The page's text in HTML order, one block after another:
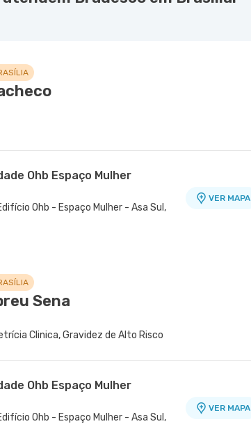
Ohb Espaço Mulher
Ohb - Espaço Mulher - Asa Sul,
VER MAPA
Sena
Clinica, Gravidez de Alto Risco
Ohb Espaço Mulher
Ohb - Espaço Mulher - Asa Sul,
VER MAPA